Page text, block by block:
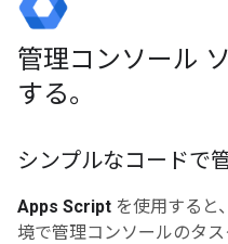
管理コンソール
する。
シンプルなコードで
Apps Script を使用すると
境で管理コンソールのタス